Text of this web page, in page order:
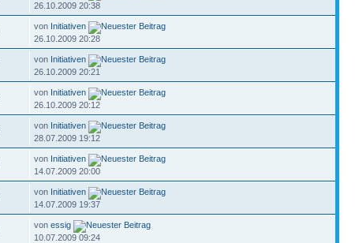
26.10.2009 20:38
von Initiativen
26.10.2009 20:28
von Initiativen
26.10.2009 20:21
von Initiativen
26.10.2009 20:12
von Initiativen
28.07.2009 19:12
von Initiativen
14.07.2009 20:00
von Initiativen
14.07.2009 19:37
vonessig
10.07.2009 09:24